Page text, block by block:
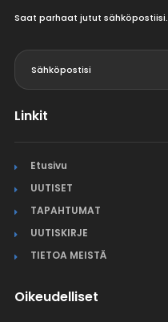
Saat parhaat jutut sähköpostiisi.
Linkit
Etusivu
UUTISET
TAPAHTUMAT
UUTISKIRJE
TIETOA MEISTÄ
Oikeudelliset